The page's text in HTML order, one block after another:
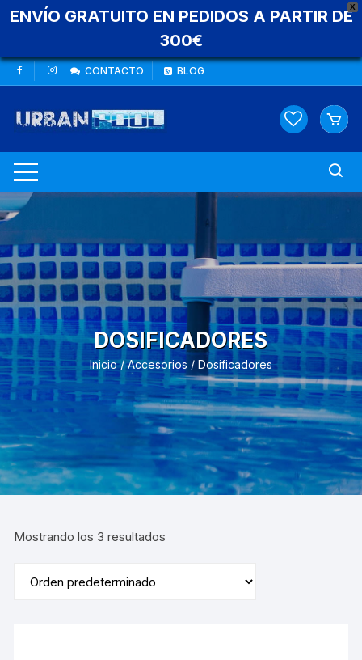
X
ENVÍO GRATUITO EN PEDIDOS A PARTIR DE
300€
Saltar
al
CONTACTO BLOG
DOSIFICADORES
Inicio/Accesorios / Dosificadores
Mostrando los 3 resultados